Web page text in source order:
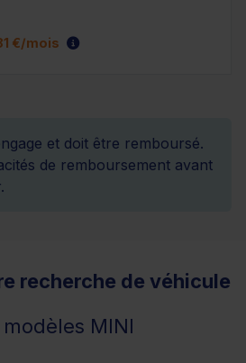
€/mois
et doit être remboursé.
de remboursement avant
recherche de véhicule
MINI